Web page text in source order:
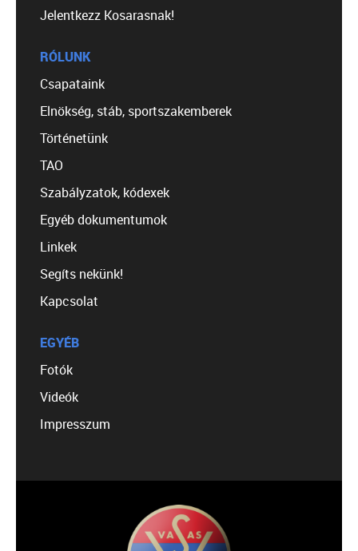
Jelentkezz Kosarasnak!
RÓLUNK
Csapataink
Elnökség, stáb, sportszakemberek
Történetünk
TAO
Szabályzatok, kódexek
Egyéb dokumentumok
Linkek
Segíts nekünk!
Kapcsolat
EGYÉB
Fotók
Videók
Impresszum